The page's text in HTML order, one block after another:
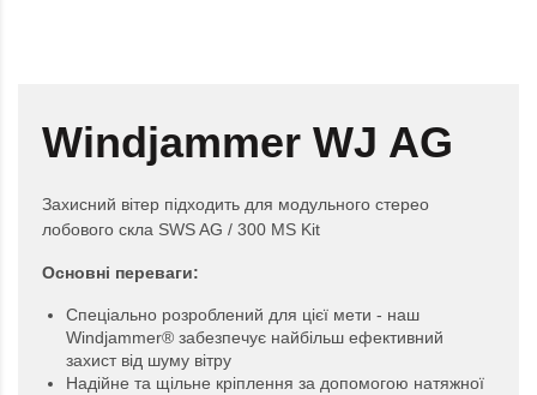
Windjammer WJ AG
Захисний вітер підходить для модульного стерео
лобового скла SWS AG / 300 MS Kit
Основні переваги:
Спеціально розроблений для цієї мети - наш
Windjammer® забезпечує найбільш ефективний
захист від шуму вітру
Надійне та щільне кріплення за допомогою натяжної